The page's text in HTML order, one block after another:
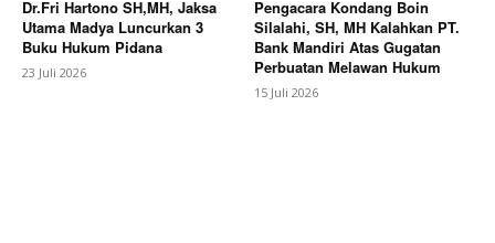
Dr.Fri Hartono SH,MH, Jaksa
Utama Madya Luncurkan 3
Buku Hukum Pidana
23 Juli 2026
Pengacara Kondang Boin
Silalahi, SH, MH Kalahkan PT.
Bank Mandiri Atas Gugatan
Perbuatan Melawan Hukum
15 Juli 2026